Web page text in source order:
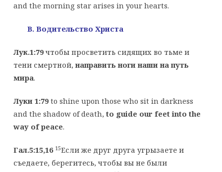
and the morning star arises in your hearts.
B. Водительство Христа
Лук.1:79чтобы просветить сидящих во тьме и
тени смертной,направить ноги наши на путь
мира.
Луки 1:79to shine upon those who sit in darkness
and the shadow of death, to guide our feet into the
way of peace.
Гал.5:15,16 15Если же друг друга угрызаете и
съедаете, берегитесь, чтобы вы не были